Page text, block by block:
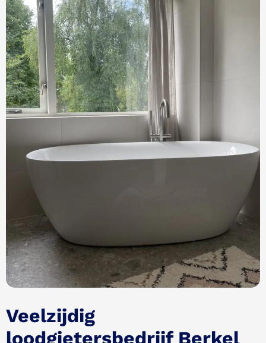
Veelzijdig
loodgietersbedrijf Berkel